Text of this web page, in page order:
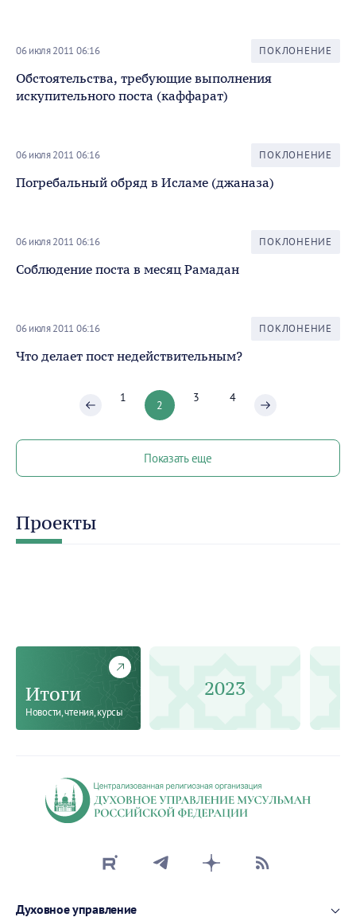
06 июля 2011 06:16 ПОКЛОНЕНИЕ
Обстоятельства, требующие выполнения
искупительного поста (каффарат)
06 июля 2011 06:16 ПОКЛОНЕНИЕ
Погребальный обряд в Исламе (джаназа)
06 июля 2011 06:16 ПОКЛОНЕНИЕ
Соблюдение поста в месяц Рамадан
06 июля 2011 06:16 ПОКЛОНЕНИЕ
Что делает пост недействительным?
1
2
3 4
Показать еще
Проекты
Итоги
Новости, чтения, курсы
2023
Духовное управление